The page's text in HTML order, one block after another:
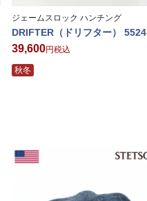
ジェームスロック ハンチング
DRIFTER（ドリフター） 5524
39,600 税込
秋冬